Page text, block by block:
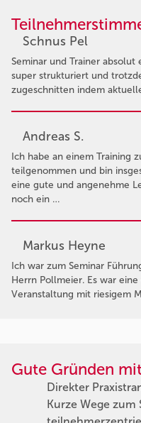
Schnus Pel
Seminar und Trainer
super strukturiert und
zugeschnitten indem
Andreas S.
Ich habe an einem Training
teilgenommen und bin
eine gute und angenehme
noch ein …
Markus Heyne
Ich war zum Seminar
Herrn Pollmeier. Es war
Veranstaltung mit riesigem
Gute Gründen
Direkter
Kurze Wege zum